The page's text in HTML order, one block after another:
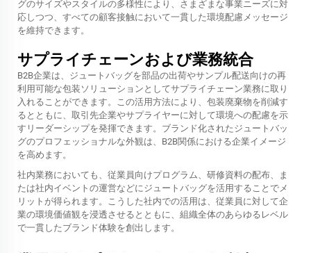
グのサイズやスタイルの多様性により、さまざまな事業ニーズに対
応しつつ、すべての顧客接触において一貫した環境配慮メッセージ
を維持できます。
サプライチェーンおよび業務統合
B2B企業は、ジュートバッグを部品の出荷やサンプル配送向けの再
利用可能な包装ソリューションとしてサプライチェーン業務に取り
入れることができます。この活用方法により、包装廃棄物を削減す
るとともに、取引先企業やサプライヤーに対して環境への配慮を示
すリーダーシップを発揮できます。ブランド化されたジュートバッ
グのプロフェッショナルな外観は、B2B関係における企業イメージ
を高めます。
社内業務においても、従業員向けプログラム、研修資料の配布、ま
たは社内イベントの運営などにジュートバッグを活用することでメ
リットが得られます。こうした社内での活用は、従業員に対して企
業の環境価値観を浸透させるとともに、組織全体のあらゆるレベル
で一貫したブランド体験を創出します。